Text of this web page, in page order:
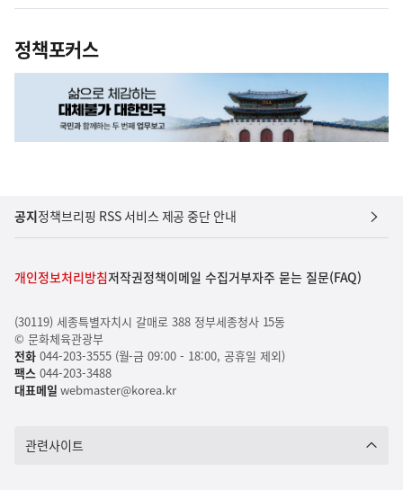
정책포커스
공지정책브리핑 RSS 서비스 제공 중단 안내
개인정보처리방침저작권정책이메일 수집거부자주 묻는 질문(FAQ)
(30119) 세종특별자치시 갈매로 388 정부세종청사 15동
© 문화체육관광부
전화044-203-3555 (월-금 09:00 - 18:00, 공휴일 제외)
팩스 044-203-3488
대표메일 webmaster@korea.kr
관련사이트